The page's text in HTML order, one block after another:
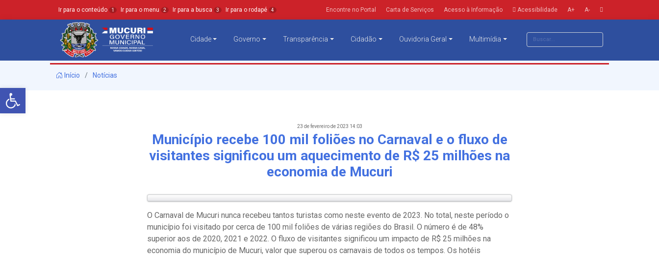
Ir para o conteúdo 1 Ir para o menu 2 Ir para a busca 3 Ir para o rodapé 4 Encontre no Portal Carta de Serviços Acesso à Informação Acessibilidade A+ A-
Cidade Governo Transparência Cidadão Ouvidoria Geral Multimídia
Início Notícias
23 de fevereiro de 2023 14:03
Município recebe 100 mil foliões no Carnaval e o fluxo de
visitantes significou um aquecimento de R$ 25 milhões na
economia de Mucuri
O Carnaval de Mucuri nunca recebeu tantos turistas como neste evento de 2023. No total, neste período o
município foi visitado por cerca de 100 mil foliões de várias regiões do Brasil. O número é de 48%
superior aos de 2020, 2021 e 2022. O fluxo de visitantes significou um impacto de R$ 25 milhões na
economia do município de Mucuri, valor que superou os carnavais de todos os tempos. Os hotéis
Barra de Ferramentas Aberta